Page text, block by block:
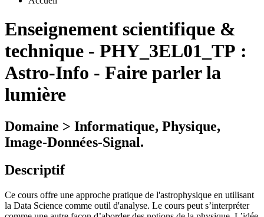
Enseignement scientifique &
technique - PHY_3EL01_TP :
Astro-Info - Faire parler la
lumière
Domaine > Informatique, Physique,
Image-Données-Signal.
Descriptif
Ce cours offre une approche pratique de l'astrophysique en utilisant
la Data Science comme outil d'analyse. Le cours peut s’interpréter